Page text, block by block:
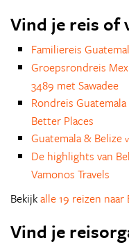
Vind je reis of
Familiereis
Groepsrondreis
3489 met Sawadee
Rondreis
Better Places
Guatemala & Belize
De highlights van
Vamonos Travels
Bekijkalle 19 reizen naar
Vind je